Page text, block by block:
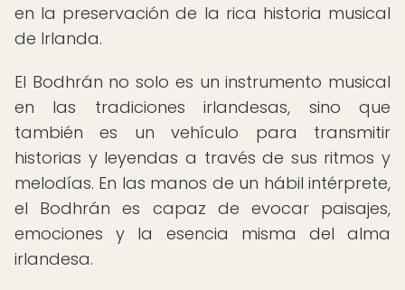
en la preservación de la rica historia musical
de Irlanda.
El Bodhrán no solo es un instrumento musical
en las tradiciones irlandesas, sino que
también es un vehículo para transmitir
historias y leyendas a través de sus ritmos y
melodías. En las manos de un hábil intérprete,
el Bodhrán es capaz de evocar paisajes,
emociones y la esencia misma del alma
irlandesa.